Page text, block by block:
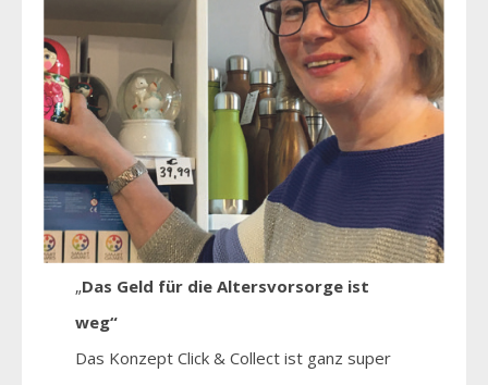
„Das Geld für die Altersvorsorge ist
weg“
Das Konzept Click & Collect ist ganz super